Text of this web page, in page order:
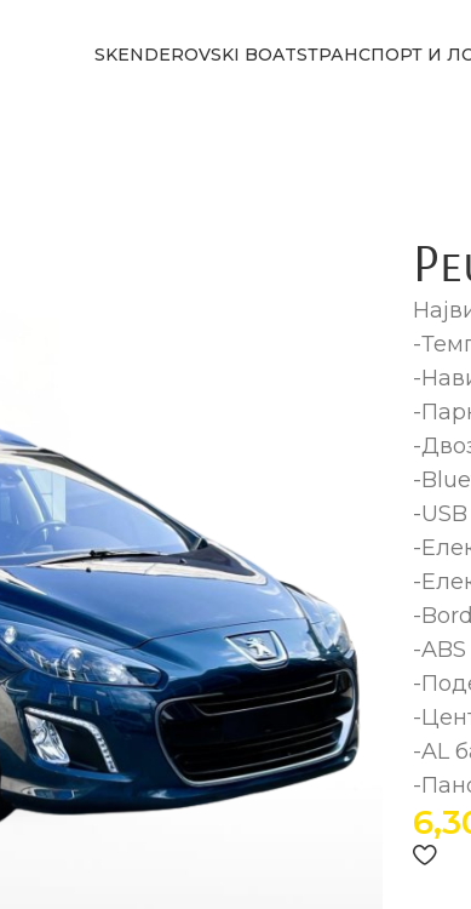
SKENDEROVSKI BOATSТРАНСПОРТ И
-
-
-
-
-
-USB
-
-
-
-ABS
-
-
-AL
-